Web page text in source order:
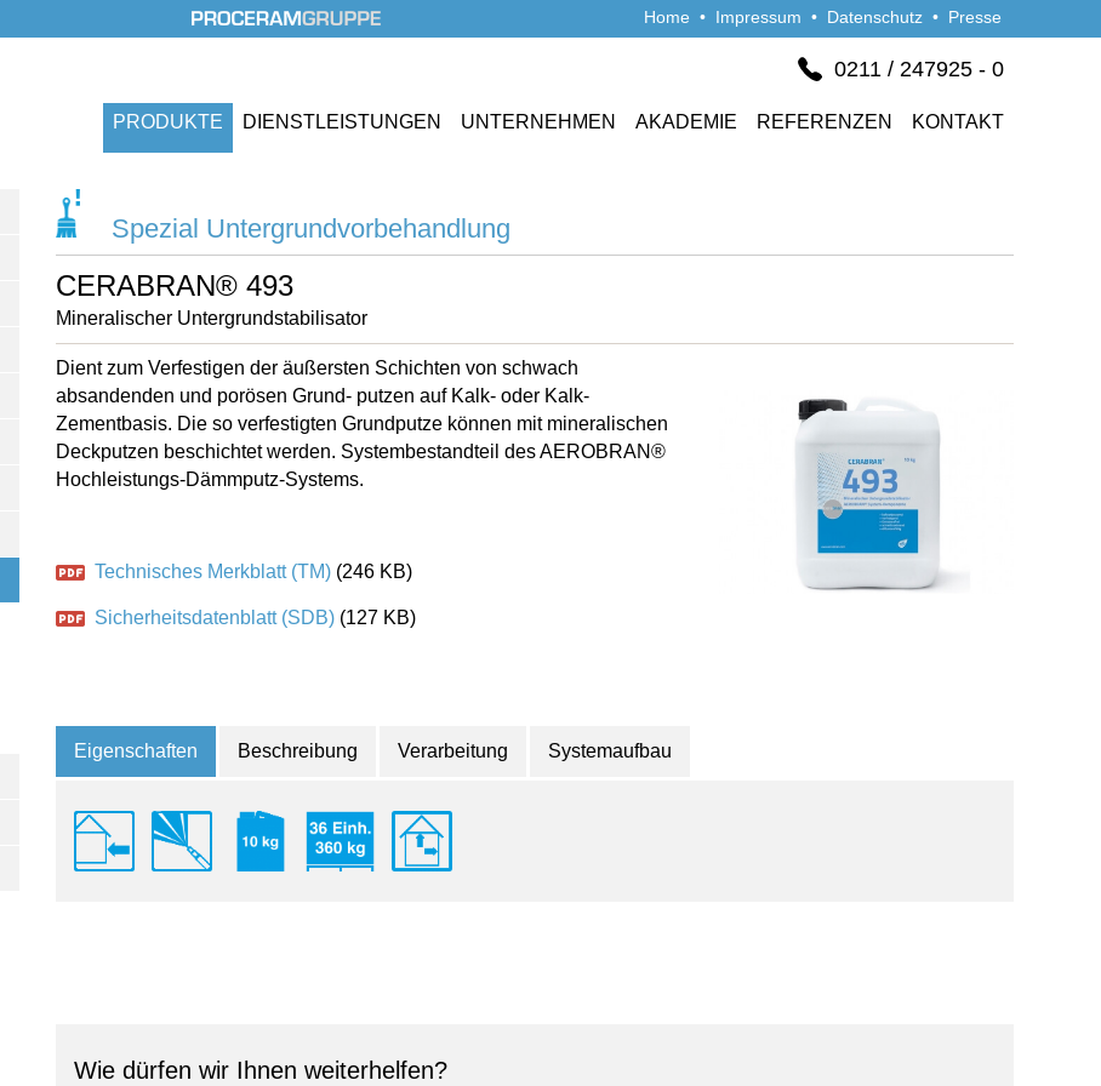
Home • Impressum • Datenschutz • Presse
0211 / 247925 - 0
PRODUKTE DIENSTLEISTUNGEN UNTERNEHMEN AKADEMIE REFERENZEN KONTAKT
Spezial Untergrundvorbehandlung
CERABRAN® 493
Mineralischer Untergrundstabilisator
Dient zum Verfestigen der äußersten Schichten von schwach
absandenden und porösen Grund- putzen auf Kalk- oder Kalk-
Zementbasis. Die so verfestigten Grundputze können mit mineralischen
Deckputzen beschichtet werden. Systembestandteil des AEROBRAN®
Hochleistungs-Dämmputz-Systems.
Technisches Merkblatt (TM) (246 KB)
Sicherheitsdatenblatt (SDB) (127 KB)
Eigenschaften Beschreibung Verarbeitung Systemaufbau
Wie dürfen wir Ihnen weiterhelfen?